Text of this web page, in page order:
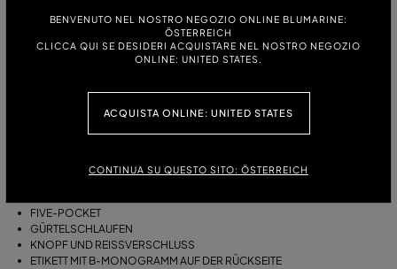
BENVENUTO NEL NOSTRO NEGOZIO ONLINE BLUMARINE:
ÖSTERREICH
CLICCA QUI SE DESIDERI ACQUISTARE NEL NOSTRO NEGOZIO
ONLINE: UNITED STATES.
ACQUISTA ONLINE: UNITED STATES
CONTINUA SU QUESTO SITO: ÖSTERREICH
40 42 44
FIVE-POCKET-JEANS MIT GERADEM BEIN AUS BULL-DENIM MIT
BAGUETTE-STICKEREI AN DEN SEITEN.
STONEWASHED DENIM
FIVE-POCKET
GÜRTELSCHLAUFEN
KNOPF UND REISSVERSCHLUSS
ETIKETT MIT B-MONOGRAMM AUF DER RÜCKSEITE